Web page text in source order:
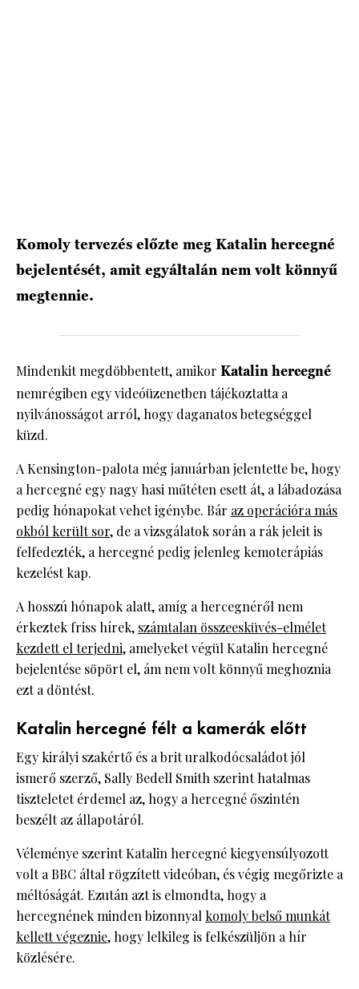
Komoly tervezés előzte meg Katalin hercegné
bejelentését, amit egyáltalán nem volt könnyű
megtennie.
Mindenkit megdöbbentett, amikor Katalin hercegné
nemrégiben egy videóüzenetben tájékoztatta a
nyilvánosságot arról, hogy daganatos betegséggel
küzd.
A Kensington-palota még januárban jelentette be, hogy
a hercegné egy nagy hasi műtéten esett át, a lábadozása
pedig hónapokat vehet igénybe. Bár az operációra más
okból került sor, de a vizsgálatok során a rák jeleit is
felfedezték, a hercegné pedig jelenleg kemoterápiás
kezelést kap.
A hosszú hónapok alatt, amíg a hercegnéről nem
érkeztek friss hírek, számtalan összeesküvés-elmélet
kezdett el terjedni, amelyeket végül Katalin hercegné
bejelentése söpört el, ám nem volt könnyű meghoznia
ezt a döntést.
Katalin hercegné félt a kamerák előtt
Egy királyi szakértő és a brit uralkodócsaládot jól
ismerő szerző, Sally Bedell Smith szerint hatalmas
tiszteletet érdemel az, hogy a hercegné őszintén
beszélt az állapotáról.
Véleménye szerint Katalin hercegné kiegyensúlyozott
volt a BBC által rögzített videóban, és végig megőrizte a
méltóságát. Ezután azt is elmondta, hogy a
hercegnének minden bizonnyal komoly belső munkát
kellett végeznie, hogy lelkileg is felkészüljön a hír
közlésére.